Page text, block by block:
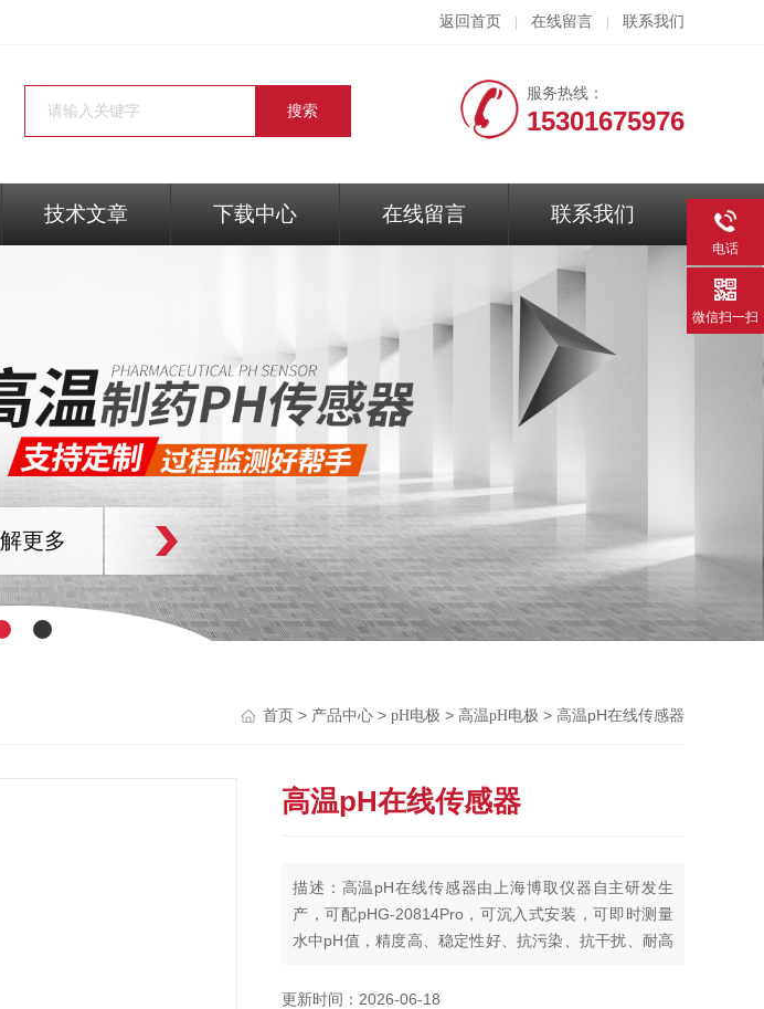
返回首页 在线留言 联系我们
服务热线：
15301675976
技术文章 下载中心 在线留言 联系我们
更多
首页 > 产品中心 > pH电极 > 高温pH电极 > 高温pH在线传感器
高温pH在线传感器
描述：高温pH在线传感器由上海博取仪器自主研发生
产，可配pHG-20814Pro，可沉入式安装，可即时测量
水中pH值，精度高、稳定性好、抗污染、抗干扰、耐高
果准确，反应快速稳定应用范围广泛。
更新时间：2026-06-18
电话
微信扫一扫